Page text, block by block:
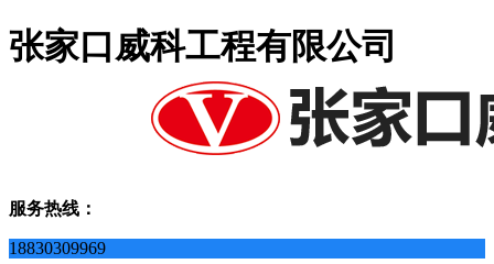
张家口威科工程有限公司
服务热线：
18830309969